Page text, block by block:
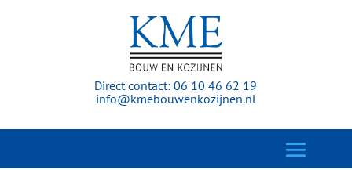
Direct contact:06 10 46 62 19
info@kmebouwenkozijnen.nl